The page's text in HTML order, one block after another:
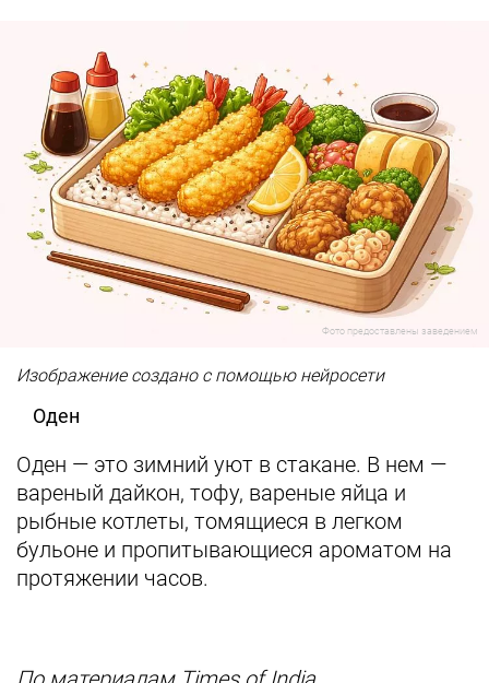
Фото предоставлены заведением
Изображение создано с помощью нейросети
Оден
Оден — это зимний уют в стакане. В нем —
вареный дайкон, тофу, вареные яйца и
рыбные котлеты, томящиеся в легком
бульоне и пропитывающиеся ароматом на
протяжении часов.